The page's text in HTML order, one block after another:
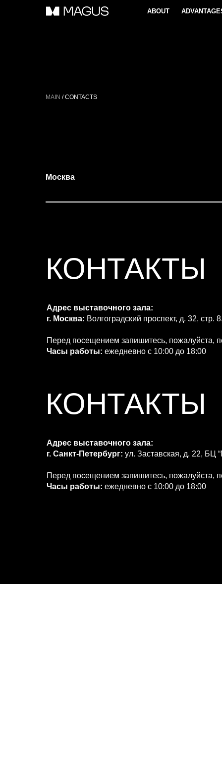
ABOUT
CATALOG
NEWS
ADVANTAGES
CONTACTS
PROFESSIONAL
FAQ
DEALERS
MAIN / CONTACTS
Москва
КОНТАКТЫ
Адрес выставочного зала:
г. Москва: Волгоградский проспект, д. 32, стр.
Перед посещением запишитесь, пожалуйста,
Часы работы: ежедневно с 10:00 до 18:00
КОНТАКТЫ
Адрес выставочного зала:
г. Санкт-Петербург: ул. Заставская, д. 22, БЦ
Перед посещением запишитесь, пожалуйста,
Часы работы: ежедневно с 10:00 до 18:00